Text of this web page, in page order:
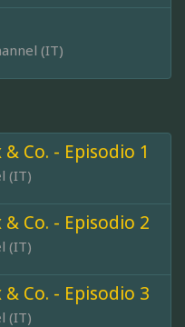
(IT)
Co. - Episodio 1
(IT)
& Co. - Episodio 2
(IT)
& Co. - Episodio 3
(IT)